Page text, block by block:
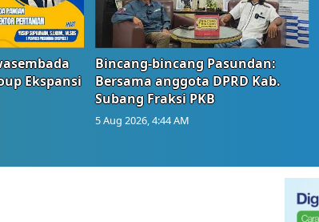
Ekspansi
Bincang-bincang Pasundan:
Bersama anggota DPRD Kab.
Subang Fraksi PKB
5 Aug 2026, 4:44 AM